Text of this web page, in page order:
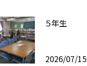
５年生
2026/07/15